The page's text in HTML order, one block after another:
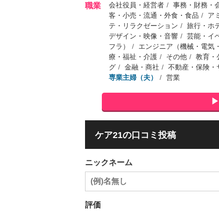
職業 会社役員・経営者 事務・財務・
客・小売・流通・外食・食品
ア
テ・リラクゼーション
旅行・ホ
デザイン・映像・音響
芸能・イ
フラ）
エンジニア（機械・電気
療・福祉・介護
その他 教育・
グ
金融・商社 不動産・保険・
専業主婦（夫）
営業
ケア21の口コミ投稿
ニックネーム
評価